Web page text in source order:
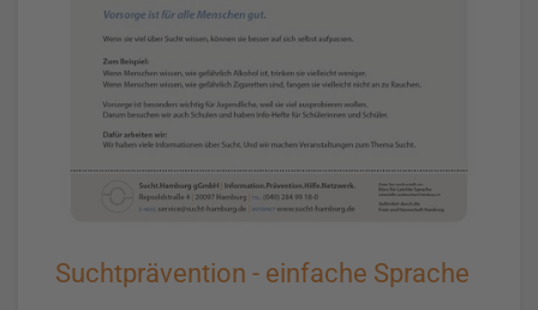
Suchtprävention - einfache Sprache